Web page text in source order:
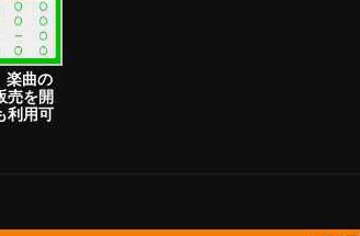
楽曲の
売を開
利用可